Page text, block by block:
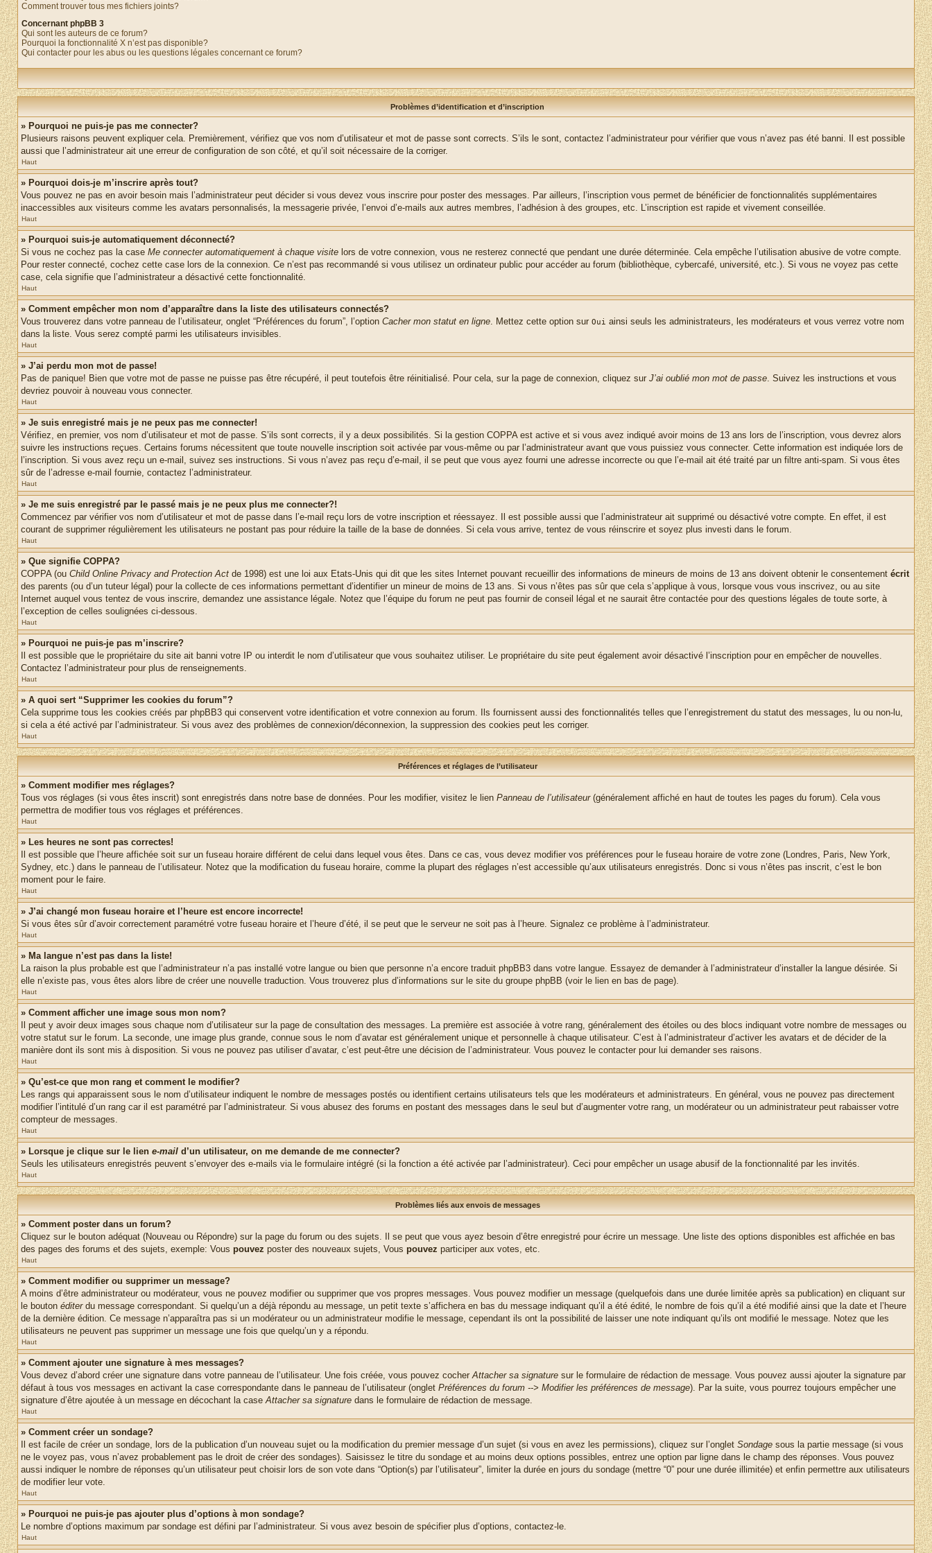
Comment trouver tous mes fichiers joints?
Concernant phpBB 3
Qui sont les auteurs de ce forum?
Pourquoi la fonctionnalité X n’est pas disponible?
Qui contacter pour les abus ou les questions légales concernant ce forum?
Problèmes d’identification et d’inscription
» Pourquoi ne puis-je pas me connecter?
Plusieurs raisons peuvent expliquer cela. Premièrement, vérifiez que vos nom d’utilisateur et mot de passe sont corrects. S’ils le sont, contactez l’administrateur pour vérifier que vous n’avez pas été banni. Il est possible
aussi que l’administrateur ait une erreur de configuration de son côté, et qu’il soit nécessaire de la corriger.
Haut
» Pourquoi dois-je m’inscrire après tout?
Vous pouvez ne pas en avoir besoin mais l’administrateur peut décider si vous devez vous inscrire pour poster des messages. Par ailleurs, l’inscription vous permet de bénéficier de fonctionnalités supplémentaires
inaccessibles aux visiteurs comme les avatars personnalisés, la messagerie privée, l’envoi d’e-mails aux autres membres, l’adhésion à des groupes, etc. L’inscription est rapide et vivement conseillée.
Haut
» Pourquoi suis-je automatiquement déconnecté?
Si vous ne cochez pas la case Me connecter automatiquement à chaque visite lors de votre connexion, vous ne resterez connecté que pendant une durée déterminée. Cela empêche l’utilisation abusive de votre compte.
Pour rester connecté, cochez cette case lors de la connexion. Ce n’est pas recommandé si vous utilisez un ordinateur public pour accéder au forum (bibliothèque, cybercafé, université, etc.). Si vous ne voyez pas cette
case, cela signifie que l’administrateur a désactivé cette fonctionnalité.
Haut
» Comment empêcher mon nom d’apparaître dans la liste des utilisateurs connectés?
Vous trouverez dans votre panneau de l’utilisateur, onglet “Préférences du forum”, l’option Cacher mon statut en ligne. Mettez cette option sur Oui ainsi seuls les administrateurs, les modérateurs et vous verrez votre nom
dans la liste. Vous serez compté parmi les utilisateurs invisibles.
Haut
» J’ai perdu mon mot de passe!
Pas de panique! Bien que votre mot de passe ne puisse pas être récupéré, il peut toutefois être réinitialisé. Pour cela, sur la page de connexion, cliquez sur J’ai oublié mon mot de passe. Suivez les instructions et vous
devriez pouvoir à nouveau vous connecter.
Haut
» Je suis enregistré mais je ne peux pas me connecter!
Vérifiez, en premier, vos nom d’utilisateur et mot de passe. S’ils sont corrects, il y a deux possibilités. Si la gestion COPPA est active et si vous avez indiqué avoir moins de 13 ans lors de l’inscription, vous devrez alors
suivre les instructions reçues. Certains forums nécessitent que toute nouvelle inscription soit activée par vous-même ou par l’administrateur avant que vous puissiez vous connecter. Cette information est indiquée lors de
l’inscription. Si vous avez reçu un e-mail, suivez ses instructions. Si vous n’avez pas reçu d’e-mail, il se peut que vous ayez fourni une adresse incorrecte ou que l’e-mail ait été traité par un filtre anti-spam. Si vous êtes
sûr de l’adresse e-mail fournie, contactez l’administrateur.
Haut
» Je me suis enregistré par le passé mais je ne peux plus me connecter?!
Commencez par vérifier vos nom d’utilisateur et mot de passe dans l’e-mail reçu lors de votre inscription et réessayez. Il est possible aussi que l’administrateur ait supprimé ou désactivé votre compte. En effet, il est
courant de supprimer régulièrement les utilisateurs ne postant pas pour réduire la taille de la base de données. Si cela vous arrive, tentez de vous réinscrire et soyez plus investi dans le forum.
Haut
» Que signifie COPPA?
COPPA (ou Child Online Privacy and Protection Act de 1998) est une loi aux Etats-Unis qui dit que les sites Internet pouvant recueillir des informations de mineurs de moins de 13 ans doivent obtenir le consentement écrit
des parents (ou d’un tuteur légal) pour la collecte de ces informations permettant d’identifier un mineur de moins de 13 ans. Si vous n’êtes pas sûr que cela s’applique à vous, lorsque vous vous inscrivez, ou au site
Internet auquel vous tentez de vous inscrire, demandez une assistance légale. Notez que l’équipe du forum ne peut pas fournir de conseil légal et ne saurait être contactée pour des questions légales de toute sorte, à
l’exception de celles soulignées ci-dessous.
Haut
» Pourquoi ne puis-je pas m’inscrire?
Il est possible que le propriétaire du site ait banni votre IP ou interdit le nom d’utilisateur que vous souhaitez utiliser. Le propriétaire du site peut également avoir désactivé l’inscription pour en empêcher de nouvelles.
Contactez l’administrateur pour plus de renseignements.
Haut
» A quoi sert “Supprimer les cookies du forum”?
Cela supprime tous les cookies créés par phpBB3 qui conservent votre identification et votre connexion au forum. Ils fournissent aussi des fonctionnalités telles que l’enregistrement du statut des messages, lu ou non-lu,
si cela a été activé par l’administrateur. Si vous avez des problèmes de connexion/déconnexion, la suppression des cookies peut les corriger.
Haut
Préférences et réglages de l’utilisateur
» Comment modifier mes réglages?
Tous vos réglages (si vous êtes inscrit) sont enregistrés dans notre base de données. Pour les modifier, visitez le lien Panneau de l’utilisateur(généralement affiché en haut de toutes les pages du forum). Cela vous
permettra de modifier tous vos réglages et préférences.
Haut
» Les heures ne sont pas correctes!
Il est possible que l’heure affichée soit sur un fuseau horaire différent de celui dans lequel vous êtes. Dans ce cas, vous devez modifier vos préférences pour le fuseau horaire de votre zone (Londres, Paris, New York,
Sydney, etc.) dans le panneau de l’utilisateur. Notez que la modification du fuseau horaire, comme la plupart des réglages n’est accessible qu’aux utilisateurs enregistrés. Donc si vous n’êtes pas inscrit, c’est le bon
moment pour le faire.
Haut
» J’ai changé mon fuseau horaire et l’heure est encore incorrecte!
Si vous êtes sûr d’avoir correctement paramétré votre fuseau horaire et l’heure d’été, il se peut que le serveur ne soit pas à l’heure. Signalez ce problème à l’administrateur.
Haut
» Ma langue n’est pas dans la liste!
La raison la plus probable est que l’administrateur n’a pas installé votre langue ou bien que personne n’a encore traduit phpBB3 dans votre langue. Essayez de demander à l’administrateur d’installer la langue désirée. Si
elle n’existe pas, vous êtes alors libre de créer une nouvelle traduction. Vous trouverez plus d’informations sur le site du groupe phpBB (voir le lien en bas de page).
Haut
» Comment afficher une image sous mon nom?
Il peut y avoir deux images sous chaque nom d’utilisateur sur la page de consultation des messages. La première est associée à votre rang, généralement des étoiles ou des blocs indiquant votre nombre de messages ou
votre statut sur le forum. La seconde, une image plus grande, connue sous le nom d’avatar est généralement unique et personnelle à chaque utilisateur. C’est à l’administrateur d’activer les avatars et de décider de la
manière dont ils sont mis à disposition. Si vous ne pouvez pas utiliser d’avatar, c’est peut-être une décision de l’administrateur. Vous pouvez le contacter pour lui demander ses raisons.
Haut
» Qu’est-ce que mon rang et comment le modifier?
Les rangs qui apparaissent sous le nom d’utilisateur indiquent le nombre de messages postés ou identifient certains utilisateurs tels que les modérateurs et administrateurs. En général, vous ne pouvez pas directement
modifier l’intitulé d’un rang car il est paramétré par l’administrateur. Si vous abusez des forums en postant des messages dans le seul but d’augmenter votre rang, un modérateur ou un administrateur peut rabaisser votre
compteur de messages.
Haut
» Lorsque je clique sur le lien e-mail d’un utilisateur, on me demande de me connecter?
Seuls les utilisateurs enregistrés peuvent s’envoyer des e-mails via le formulaire intégré (si la fonction a été activée par l’administrateur). Ceci pour empêcher un usage abusif de la fonctionnalité par les invités.
Haut
Problèmes liés aux envois de messages
» Comment poster dans un forum?
Cliquez sur le bouton adéquat (Nouveau ou Répondre) sur la page du forum ou des sujets. Il se peut que vous ayez besoin d’être enregistré pour écrire un message. Une liste des options disponibles est affichée en bas
des pages des forums et des sujets, exemple: Vous pouvez poster des nouveaux sujets, Vous pouvez participer aux votes, etc.
Haut
» Comment modifier ou supprimer un message?
A moins d’être administrateur ou modérateur, vous ne pouvez modifier ou supprimer que vos propres messages. Vous pouvez modifier un message (quelquefois dans une durée limitée après sa publication) en cliquant sur
le bouton éditerdu message correspondant. Si quelqu’un a déjà répondu au message, un petit texte s’affichera en bas du message indiquant qu’il a été édité, le nombre de fois qu’il a été modifié ainsi que la date et l’heure
de la dernière édition. Ce message n’apparaîtra pas si un modérateur ou un administrateur modifie le message, cependant ils ont la possibilité de laisser une note indiquant qu’ils ont modifié le message. Notez que les
utilisateurs ne peuvent pas supprimer un message une fois que quelqu’un y a répondu.
Haut
» Comment ajouter une signature à mes messages?
Vous devez d’abord créer une signature dans votre panneau de l’utilisateur. Une fois créée, vous pouvez cocherAttacher sa signature sur le formulaire de rédaction de message. Vous pouvez aussi ajouter la signature par
défaut à tous vos messages en activant la case correspondante dans le panneau de l’utilisateur (onglet Préférences du forum --> Modifier les préférences de message). Par la suite, vous pourrez toujours empêcher une
signature d’être ajoutée à un message en décochant la caseAttacher sa signature dans le formulaire de rédaction de message.
Haut
» Comment créer un sondage?
Il est facile de créer un sondage, lors de la publication d’un nouveau sujet ou la modification du premier message d’un sujet (si vous en avez les permissions), cliquez sur l’onglet Sondage sous la partie message (si vous
ne le voyez pas, vous n’avez probablement pas le droit de créer des sondages). Saisissez le titre du sondage et au moins deux options possibles, entrez une option par ligne dans le champ des réponses. Vous pouvez
aussi indiquer le nombre de réponses qu’un utilisateur peut choisir lors de son vote dans “Option(s) par l’utilisateur”, limiter la durée en jours du sondage (mettre “0” pour une durée illimitée) et enfin permettre aux utilisateurs
de modifier leur vote.
Haut
» Pourquoi ne puis-je pas ajouter plus d’options à mon sondage?
Le nombre d’options maximum par sondage est défini par l’administrateur. Si vous avez besoin de spécifier plus d’options, contactez-le.
Haut